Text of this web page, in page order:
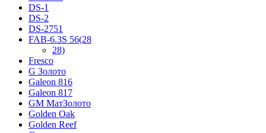
DS-1
DS-2
DS-2751
FAB-6.3S 56(28
28)
Fresco
G Золото
Galeon 816
Galeon 817
GM МатЗолото
Golden Oak
Golden Reef